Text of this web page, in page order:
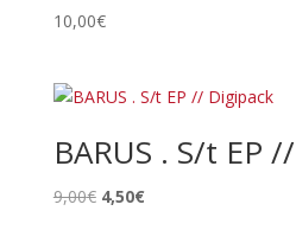
10,00€
BARUS . S/t EP
9,00€ Le
4,50€Le